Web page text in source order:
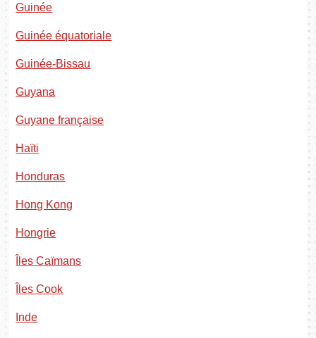
Guinée
Guinée équatoriale
Guinée-Bissau
Guyana
Guyane française
Haïti
Honduras
Hong Kong
Hongrie
Îles Caïmans
Îles Cook
Inde